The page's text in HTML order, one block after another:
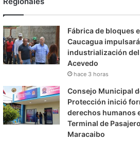
Fábrica de bloques
Caucagua
industrialización
Acevedo
hace 3 horas
Consejo Municipal
Protección inició
derechos humanos
Terminal de
Maracaibo